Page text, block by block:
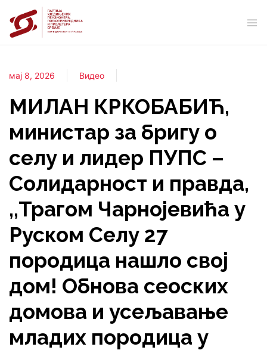
мај 8, 2026 Видео
МИЛАН КРКОБАБИЋ,
министар за бригу о
селу и лидер ПУПС –
Солидарност и правда,
,,Трагом Чарнојевића у
Руском Селу 27
породица нашло свој
дом! Обнова сеоских
домова и усељавање
младих породица у